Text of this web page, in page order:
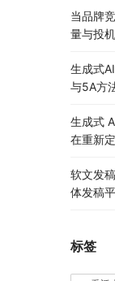
当品牌
量与投
生成式
与5A方
生成式
在重新
软文发
体发稿
标签